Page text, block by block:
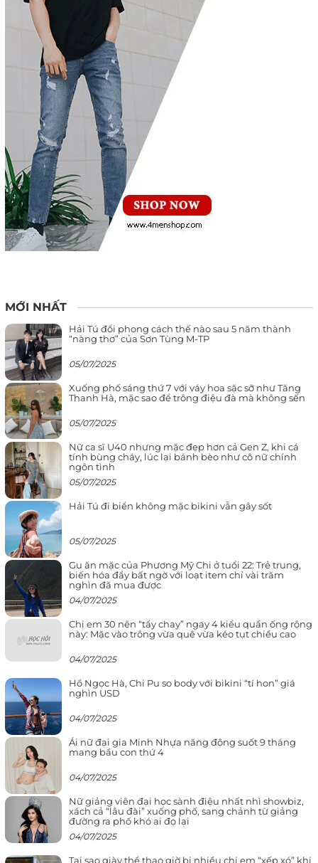
MỚI NHẤT
Hải Tú đổi phong cách thế nào sau 5 năm thành
“nàng thơ” của Sơn Tùng M-TP
05/07/2025
Xuống phố sáng thứ 7 với váy hoa sặc sỡ như Tăng
Thanh Hà, mặc sao để trông điệu đà mà không sến
05/07/2025
Nữ ca sĩ U40 nhưng mặc đẹp hơn cả Gen Z, khi cá
tính bùng cháy, lúc lại bánh bèo như cô nữ chính
ngôn tình
05/07/2025
Hải Tú đi biển không mặc bikini vẫn gây sốt
05/07/2025
Gu ăn mặc của Phương Mỹ Chi ở tuổi 22: Trẻ trung,
biến hóa đầy bất ngờ với loạt item chỉ vài trăm
nghìn đã mua được
04/07/2025
Chị em 30 nên “tẩy chay” ngay 4 kiểu quần ống rộng
này: Mặc vào trông vừa quê vừa kéo tụt chiều cao
04/07/2025
Hồ Ngọc Hà, Chi Pu so body với bikini “tí hon” giá
nghìn USD
04/07/2025
Ái nữ đại gia Minh Nhựa năng động suốt 9 tháng
mang bầu con thứ 4
04/07/2025
Nữ giảng viên đại học sành điệu nhất nhì showbiz,
xách cả “lâu đài” xuống phố, sang chảnh từ giảng
đường ra phố khó ai đọ lại
04/07/2025
Tại sao giày thể thao giờ bị nhiều chị em “xếp xó” khi